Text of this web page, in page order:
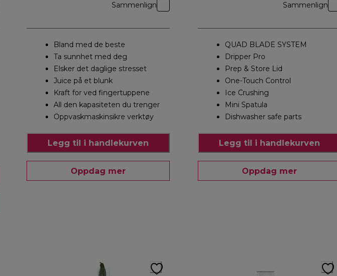
Sammenlign
Bland med de beste
Ta sunnhet med deg
Elsker det daglige stresset
Juice på et blunk
Kraft for ved fingertuppene
All den kapasiteten du trenger
Oppvaskmaskinsikre verktøy
Legg til i handlekurven
Oppdag mer
Sammenlign
QUAD BLADE SYSTEM
Dripper Pro
Prep & Store Lid
One-Touch Control
Ice Crushing
Mini Spatula
Dishwasher safe parts
Legg til i handlekurven
Oppdag mer